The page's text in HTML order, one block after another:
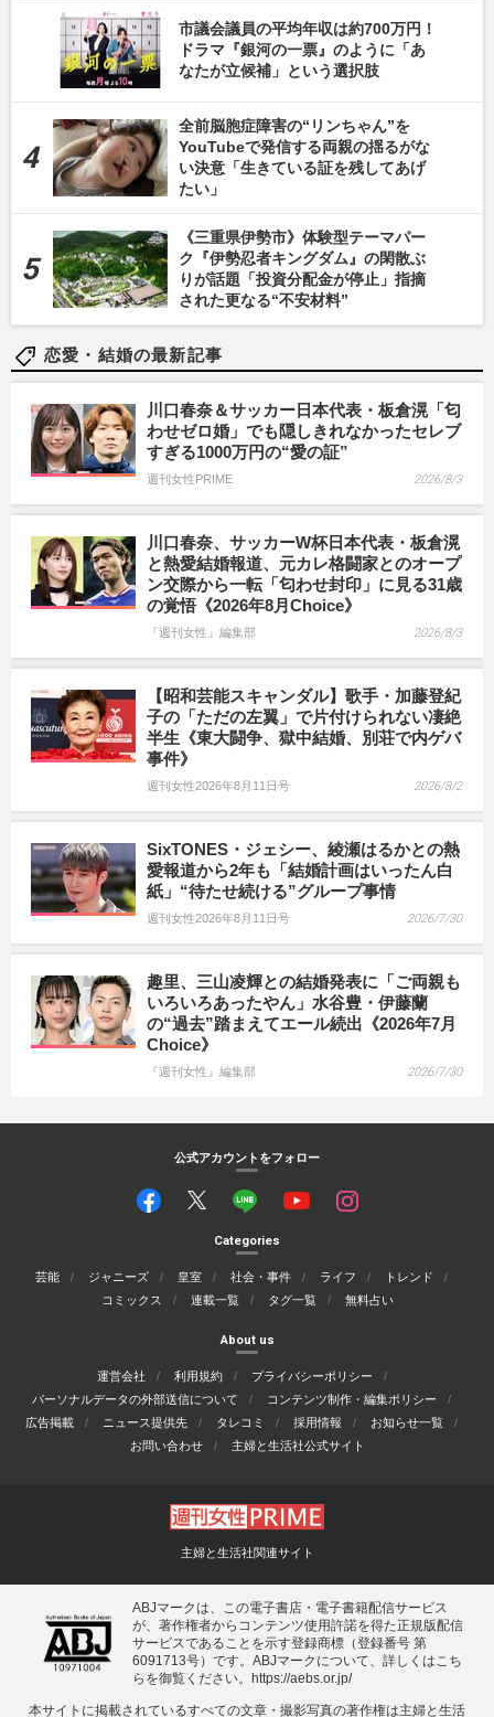
市議会議員の平均年収は約700万円！
ドラマ『銀河の一票』のように「あ
なたが立候補」という選択肢
全前脳胞症障害の“リンちゃん”を
YouTubeで発信する両親の揺るがな
い決意「生きている証を残してあげ
たい」
《三重県伊勢市》体験型テーマパー
ク『伊勢忍者キングダム』の閑散ぶ
りが話題「投資分配金が停止」指摘
された更なる“不安材料”
恋愛・結婚の最新記事
川口春奈＆サッカー日本代表・板倉滉「匂
わせゼロ婚」でも隠しきれなかったセレブ
すぎる1000万円の“愛の証”
週刊女性PRIME 2026/8/3
川口春奈、サッカーW杯日本代表・板倉滉
と熱愛結婚報道、元カレ格闘家とのオープ
ン交際から一転「匂わせ封印」に見る31歳
の覚悟《2026年8月Choice》
『週刊女性』編集部 2026/8/3
【昭和芸能スキャンダル】歌手・加藤登紀
子の「ただの左翼」で片付けられない凄絶
半生《東大闘争、獄中結婚、別荘で内ゲバ
事件》
週刊女性2026年8月11日号 2026/8/2
SixTONES・ジェシー、綾瀬はるかとの熱
愛報道から2年も「結婚計画はいったん白
紙」“待たせ続ける”グループ事情
週刊女性2026年8月11日号 2026/7/30
趣里、三山凌輝との結婚発表に「ご両親も
いろいろあったやん」水谷豊・伊藤蘭
の“過去”踏まえてエール続出《2026年7月
Choice》
『週刊女性』編集部 2026/7/30
公式アカウントをフォロー
Categories
芸能 ジャニーズ 皇室 社会・事件 ライフ
トレンド
コミックス
連載一覧 タグ一覧 無料占い
About us
運営会社 利用規約
プライバシーポリシー
パーソナルデータの外部送信について
コンテンツ制作・編集ポリシー
広告掲載
ニュース提供先 タレコミ 採用情報
お知らせ一覧
お問い合わせ
主婦と生活社公式サイト
主婦と生活社関連サイト
ABJマークは、この電子書店・電子書籍配信サービス
が、著作権者からコンテンツ使用許諾を得た正規版配信
サービスであることを示す登録商標（登録番号 第
6091713号）です。ABJマークについて、詳しくはこち
らを御覧ください。
https://aebs.or.jp/
本サイトに掲載されているすべての⽂章・撮影写真の著作権は主婦と⽣活